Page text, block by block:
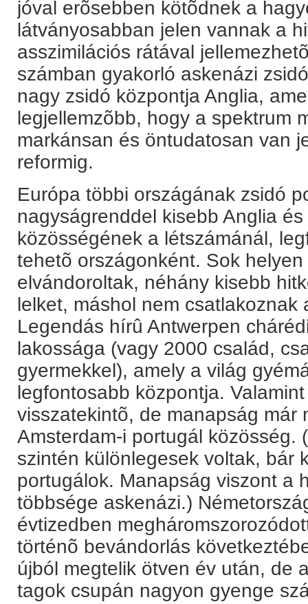
jóval erõsebben kötõdnek a
látványosabban jelen vannak a
asszimilációs rátával
számban gyakorló askenázi
nagy zsidó központja Anglia,
legjellemzõbb, hogy a spektrum
markánsan és öntudatosan van
reformig.
Európa többi országának zsidó
nagyságrenddel kisebb Anglia
közösségének a létszámánál,
tehetõ országonként. Sok
elvándoroltak, néhány kisebb
lelket, máshol nem
Legendás hírû Antwerpen
lakossága (vagy 2000 család,
gyermekkel), amely a világ
legfontosabb központja.
visszatekintõ, de manapság már
Amsterdam-i portugál közösség.
szintén különlegesek voltak, bár
portugálok. Manapság viszont a
többsége askenázi.)
évtizedben
történõ bevándorlás
újból megtelik ötven év után, de
tagok csupán nagyon gyenge